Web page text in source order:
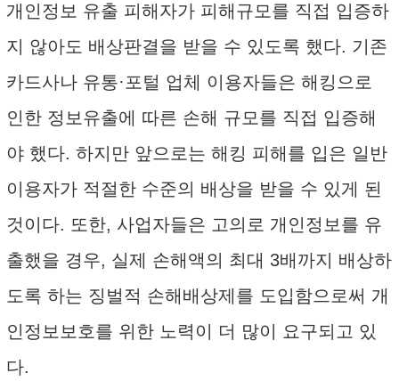
개인정보 유출 피해자가 피해규모를 직접 입증하
지 않아도 배상판결을 받을 수 있도록 했다. 기존
카드사나 유통·포털 업체 이용자들은 해킹으로
인한 정보유출에 따른 손해 규모를 직접 입증해
야 했다. 하지만 앞으로는 해킹 피해를 입은 일반
이용자가 적절한 수준의 배상을 받을 수 있게 된
것이다. 또한, 사업자들은 고의로 개인정보를 유
출했을 경우, 실제 손해액의 최대 3배까지 배상하
도록 하는 징벌적 손해배상제를 도입함으로써 개
인정보보호를 위한 노력이 더 많이 요구되고 있
다.